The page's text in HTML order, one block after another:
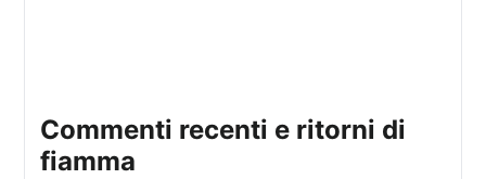
Commenti recenti e ritorni di
fiamma